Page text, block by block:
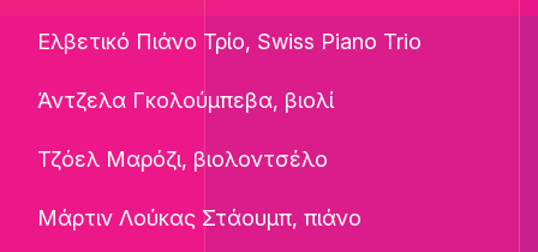
Ελβετικό Πιάνο Τρίο, Swiss Piano Trio
Άντζελα Γκολούμπεβα, βιολί
Τζόελ Μαρόζι, βιολοντσέλο
Μάρτιν Λούκας Στάουμπ, πιάνο